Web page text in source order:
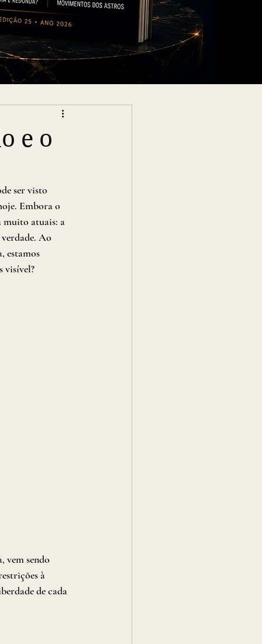
e o
ser visto
Embora o
muito atuais: a
Ao
estamos
visível?
vem sendo
à
de cada